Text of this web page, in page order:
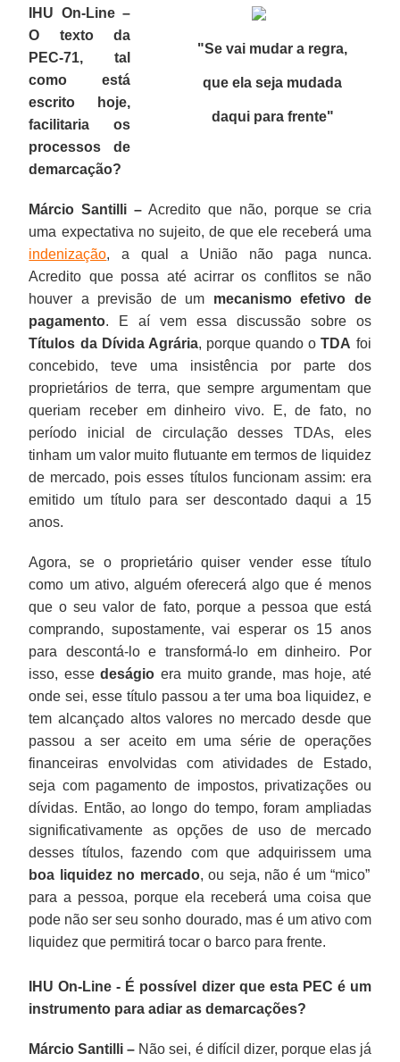
"Se vai mudar a regra,
que ela seja mudada
daqui para frente"
IHU On-Line –
O texto da
PEC-71, tal
como está
escrito hoje,
facilitaria os
processos de
demarcação?
Márcio Santilli – Acredito que não, porque se cria
uma expectativa no sujeito, de que ele receberá uma
indenização, a qual a União não paga nunca.
Acredito que possa até acirrar os conflitos se não
houver a previsão de um mecanismo efetivo de
pagamento. E aí vem essa discussão sobre os
Títulos da Dívida Agrária, porque quando oTDA foi
concebido, teve uma insistência por parte dos
proprietários de terra, que sempre argumentam que
queriam receber em dinheiro vivo. E, de fato, no
período inicial de circulação desses TDAs, eles
tinham um valor muito flutuante em termos de liquidez
de mercado, pois esses títulos funcionam assim: era
emitido um título para ser descontado daqui a 15
anos.
Agora, se o proprietário quiser vender esse título
como um ativo, alguém oferecerá algo que é menos
que o seu valor de fato, porque a pessoa que está
comprando, supostamente, vai esperar os 15 anos
para descontá-lo e transformá-lo em dinheiro. Por
isso, essedeságio era muito grande, mas hoje, até
onde sei, esse título passou a ter uma boa liquidez, e
tem alcançado altos valores no mercado desde que
passou a ser aceito em uma série de operações
financeiras envolvidas com atividades de Estado,
seja com pagamento de impostos, privatizações ou
dívidas. Então, ao longo do tempo, foram ampliadas
significativamente as opções de uso de mercado
desses títulos, fazendo com que adquirissem uma
boa liquidez no mercado, ou seja, não é um “mico”
para a pessoa, porque ela receberá uma coisa que
pode não ser seu sonho dourado, mas é um ativo com
liquidez que permitirá tocar o barco para frente.
IHU On-Line - É possível dizer que esta PEC é um
instrumento para adiar as demarcações?
Márcio Santilli – Não sei, é difícil dizer, porque elas já